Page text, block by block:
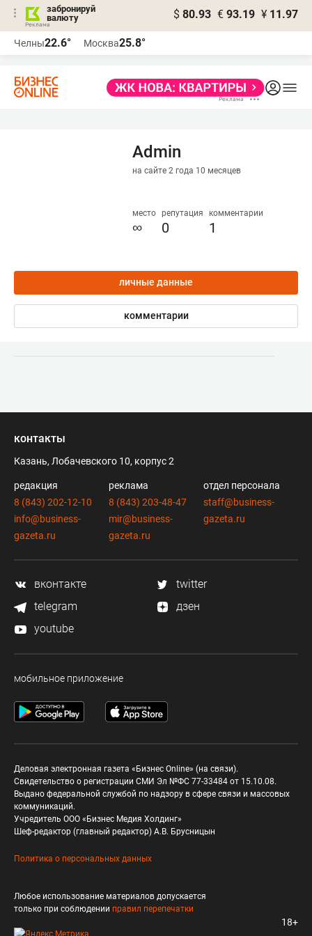
забронируй
валюту
$ 80.93 € 93.19 ¥ 11.97
Челны22.6° Москва25.8°
Admin
на сайте 2 года 10 месяцев
место
∞
репутация
0
комментарии
1
личные данные
комментарии
контакты
Казань, Лобачевского 10, корпус 2
редакция
8 (843) 202-12-10
info@business-
gazeta.ru
реклама
8 (843) 203-48-47
mir@business-
gazeta.ru
отдел персонала
staff@business-
gazeta.ru
вконтакте
twitter
telegram
дзен
youtube
мобильное приложение
Деловая электронная газета «Бизнес Online» (на связи).
Свидетельство о регистрации СМИ Эл №ФС 77-33484 от 15.10.08.
Выдано федеральной службой по надзору в сфере связи и массовых
коммуникаций.
Учредитель ООО «Бизнес Медия Холдинг»
Шеф-редактор (главный редактор) А.В. Брусницын
Политика о персональных данных
Любое использование материалов допускается
только при соблюдении правил перепечатки
18+